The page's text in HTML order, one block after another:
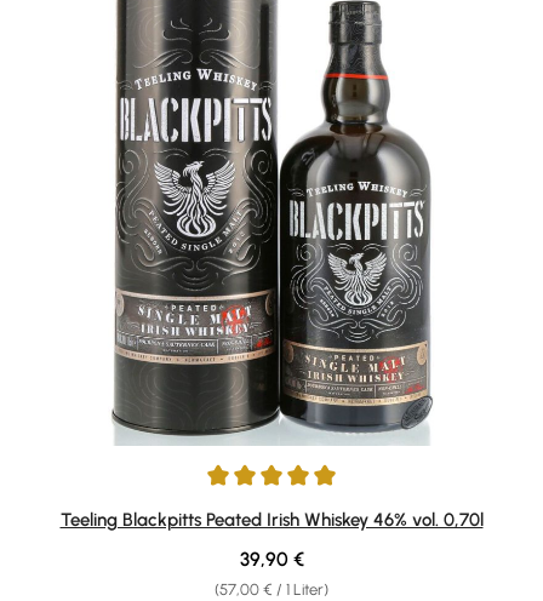
Durchschnittliche Bewertung von 5 von 5 Sternen
Teeling Blackpitts Peated Irish Whiskey 46% vol. 0,70l
(57,00 € / 1 Liter)
Regulärer Preis:
39,90 €